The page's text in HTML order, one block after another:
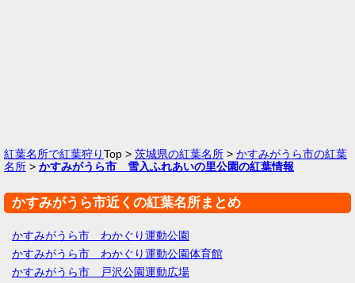
紅葉名所で紅葉狩りTop > 茨城県の紅葉名所 > かすみがうら市の紅葉
名所 > かすみがうら市 雪入ふれあいの里公園の紅葉情報
かすみがうら市近くの紅葉名所まとめ
かすみがうら市 わかぐり運動公園
かすみがうら市 わかぐり運動公園体育館
かすみがうら市 戸沢公園運動広場